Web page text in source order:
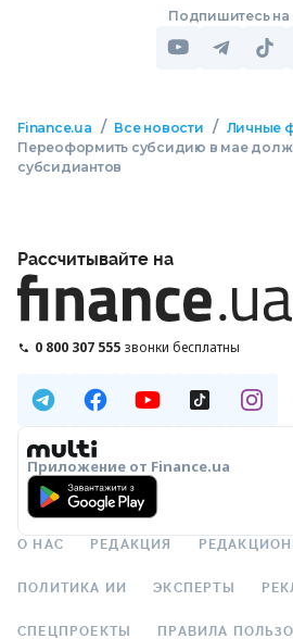
Подпишитесь на
Finance.ua / Все новости / Личные
Переоформить субсидию в мае
субсидиантов
Рассчитывайте на
0 800 307 555 звонки бесплатны
Приложение от Finance.ua
О НАС РЕДАКЦИЯ
ПОЛИТИКА ИИ ЭКСПЕРТЫ
СПЕЦПРОЕКТЫ ПРАВИЛА